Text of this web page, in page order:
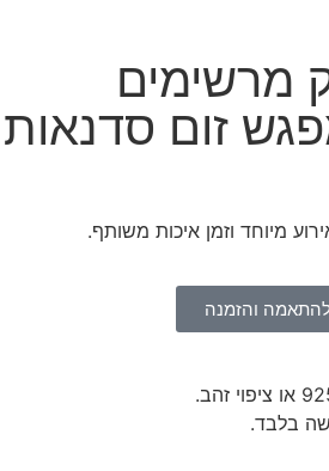
מרשימים
זום סדנאות
מיוחד וזמן איכות משותף.
והזמנה
בלבד.